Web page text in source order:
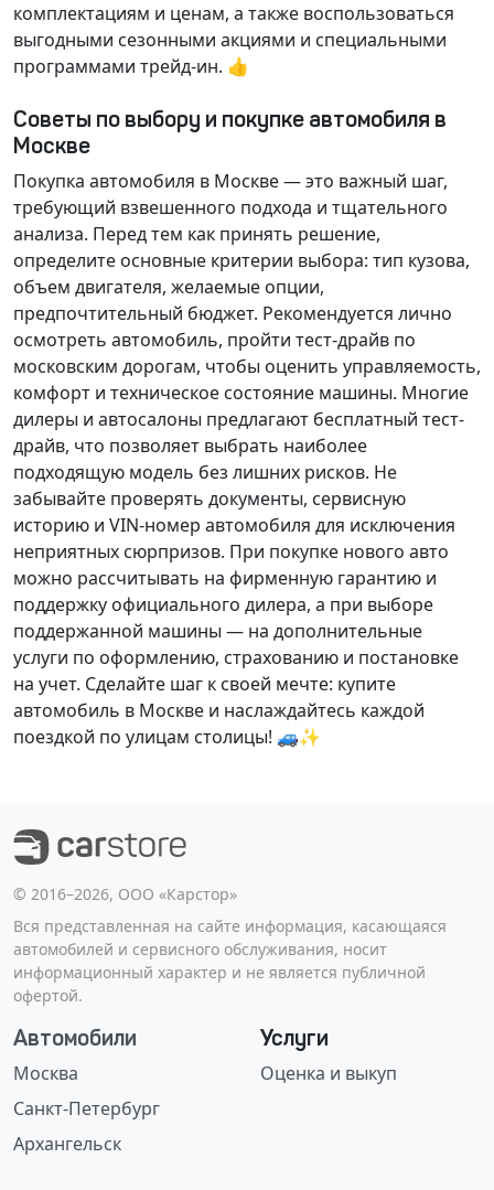
комплектациям и ценам, а также воспользоваться
выгодными сезонными акциями и специальными
программами трейд-ин. 👍
Советы по выбору и покупке автомобиля в
Москве
Покупка автомобиля в Москве — это важный шаг,
требующий взвешенного подхода и тщательного
анализа. Перед тем как принять решение,
определите основные критерии выбора: тип кузова,
объем двигателя, желаемые опции,
предпочтительный бюджет. Рекомендуется лично
осмотреть автомобиль, пройти тест-драйв по
московским дорогам, чтобы оценить управляемость,
комфорт и техническое состояние машины. Многие
дилеры и автосалоны предлагают бесплатный тест-
драйв, что позволяет выбрать наиболее
подходящую модель без лишних рисков. Не
забывайте проверять документы, сервисную
историю и VIN-номер автомобиля для исключения
неприятных сюрпризов. При покупке нового авто
можно рассчитывать на фирменную гарантию и
поддержку официального дилера, а при выборе
поддержанной машины — на дополнительные
услуги по оформлению, страхованию и постановке
на учет. Сделайте шаг к своей мечте: купите
автомобиль в Москве и наслаждайтесь каждой
поездкой по улицам столицы! 🚙✨
©️ 2016–2026, ООО «Карстор»
Вся представленная на сайте информация, касающаяся
автомобилей и сервисного обслуживания, носит
информационный характер и не является публичной
офертой.
Автомобили
Москва
Санкт-Петербург
Архангельск
Услуги
Оценка и выкуп